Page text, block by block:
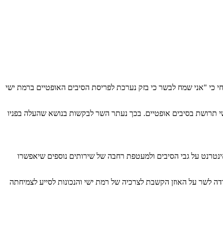
כי "אני שמח לבשר כי בזק נערכת לפריסת הסיבים האופטיים ברמת ישי
להצהרתו של שר התקשורת יועז הנדל בביקורו האחרון לפני כחודש ברמת ישי כי במהלך הרבעון הראשון של 2022 רמת ישי תרושת בסיבים אופטיים. בכך נעתר השר לבקשות בנושא שהעלה בפניו
על גבי הסיבים ולמעטפת רחבה של שירותים נוספים שיאפשרו
לשר על האוזן הקשבת לצרכיה של רמת ישי והנכונות לסייע לצמיחתה